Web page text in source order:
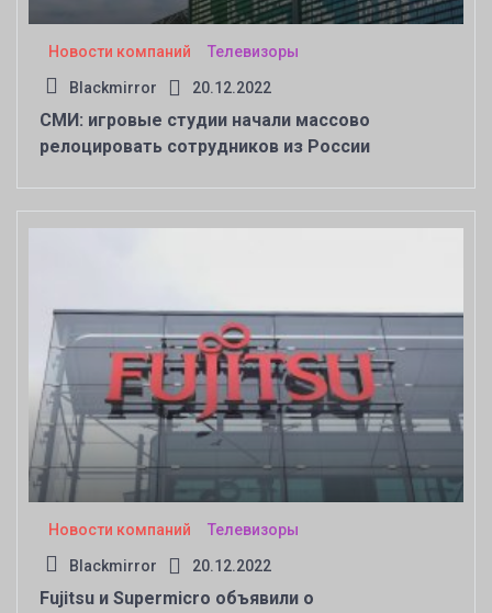
Новости компаний Телевизоры
Blackmirror 20.12.2022
СМИ: игровые студии начали массово
релоцировать сотрудников из России
Новости компаний Телевизоры
Blackmirror 20.12.2022
Fujitsu и Supermicro объявили о